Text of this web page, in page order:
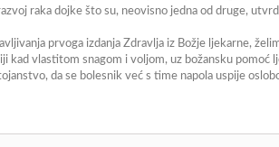
raka dojke što su, neovisno jedna od druge,
prvoga izdanja Zdravlja iz Božje ljekarne,
vlastitom snagom i voljom, uz božansku pomoć
da se bolesnik već s time napola uspije